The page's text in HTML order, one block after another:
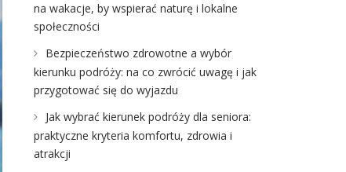
na wakacje, by wspierać naturę i lokalne
społeczności
Bezpieczeństwo zdrowotne a wybór
kierunku podróży: na co zwrócić uwagę i jak
przygotować się do wyjazdu
Jak wybrać kierunek podróży dla seniora:
praktyczne kryteria komfortu, zdrowia i
atrakcji